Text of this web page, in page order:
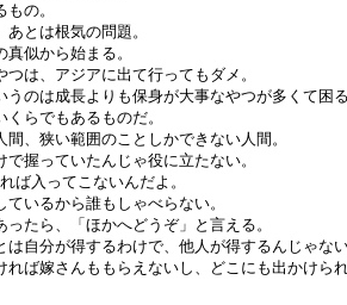
の。
とは根気の問題。
似から始まる。
は、アジアに出て行ってもダメ。
うのは成長よりも保身が大事なやつが多くて困
らでもあるものだ。
、狭い範囲のことしかできない人間。
握っていたんじゃ役に立たない。
ば入ってこないんだよ。
いるから誰もしゃべらない。
たら、「ほかへどうぞ」と言える。
は自分が得するわけで、他人が得するんじゃな
れば嫁さんももらえないし、どこにも出かけら